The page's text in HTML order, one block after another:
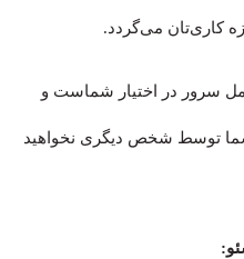
کاری‌تان می‌گردد.
سرور در اختیار شماست و
توسط شخص دیگری نخواهید
: